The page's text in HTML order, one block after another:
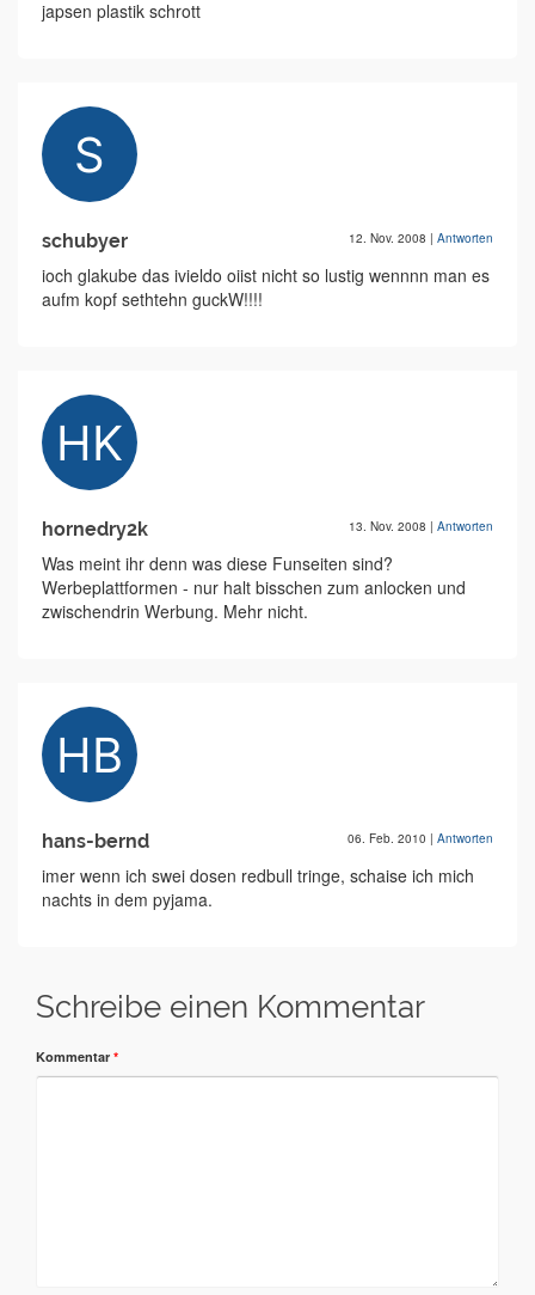
japsen plastik schrott
schubyer 12. Nov. 2008 | Antworten
ioch glakube das ivieldo oiist nicht so lustig wennnn man es
aufm kopf sethtehn guckW!!!!
hornedry2k 13. Nov. 2008 | Antworten
Was meint ihr denn was diese Funseiten sind?
Werbeplattformen - nur halt bisschen zum anlocken und
zwischendrin Werbung. Mehr nicht.
hans-bernd 06. Feb. 2010 | Antworten
imer wenn ich swei dosen redbull tringe, schaise ich mich
nachts in dem pyjama.
Schreibe einen Kommentar
Kommentar *